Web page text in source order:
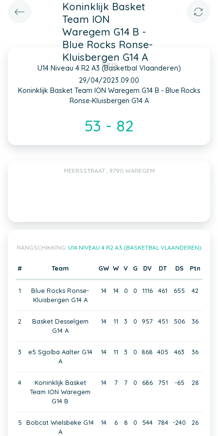
Koninklijk Basket
Team ION
Waregem G14 B -
Blue Rocks Ronse-
Kluisbergen G14 A
U14 Niveau 4 R2 A3 (Basketbal Vlaanderen)
INFO
29/04/2023 09:00
Koninklijk Basket Team ION Waregem G14 B - Blue Rocks
Ronse-Kluisbergen G14 A
53 - 82
MEERSSTRAAT , 8790 WAREGEM
RANGSCHIKKING: U14 NIVEAU 4 R2 A3 (BASKETBAL VLAANDEREN)
# Team GW W V G DV DT DS Ptn
1
Blue Rocks Ronse-
Kluisbergen G14 A
14 14 0 0 1116 461 655 42
2
Basket Desselgem
G14 A
14 11 3 0 957 451 506 36
3
e5 Sgolba Aalter G14
A
14 11 3 0 868 405 463 36
4
Koninklijk Basket
Team ION Waregem
G14 B
14 7 7 0 686 751 -65 28
5
Bobcat Wielsbeke G14
A
14 6 8 0 544 784 -240 26